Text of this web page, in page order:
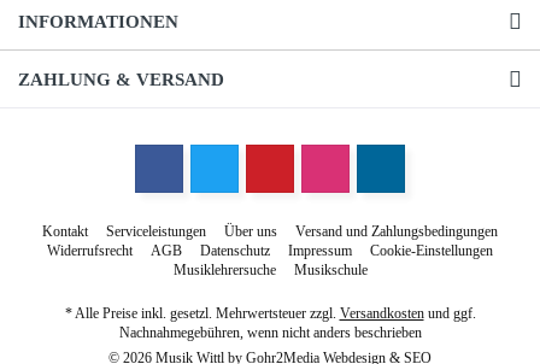
INFORMATIONEN
ZAHLUNG & VERSAND
Kontakt Serviceleistungen Über uns
Versand und Zahlungsbedingungen
Widerrufsrecht
AGB Datenschutz Impressum
Cookie-Einstellungen
Musiklehrersuche
Musikschule
* Alle Preise inkl. gesetzl. Mehrwertsteuer zzgl. Versandkostenund ggf.
Nachnahmegebühren, wenn nicht anders beschrieben
© 2026 Musik Wittl by Gohr2Media Webdesign & SEO